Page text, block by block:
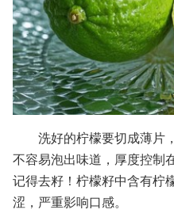
洗好的柠檬要切成薄片
不容易泡出味道，厚度控制
记得去籽！柠檬籽中含有柠
涩，严重影响口感。